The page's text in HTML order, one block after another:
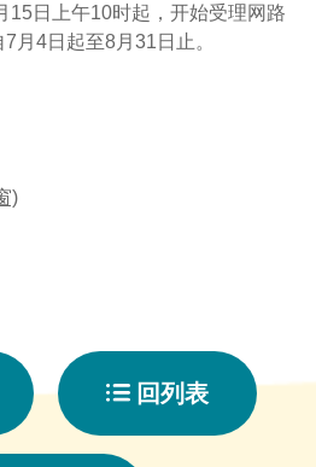
15日上午10时起，开始受理网路
月4日起至8月31日止。
)
回列表